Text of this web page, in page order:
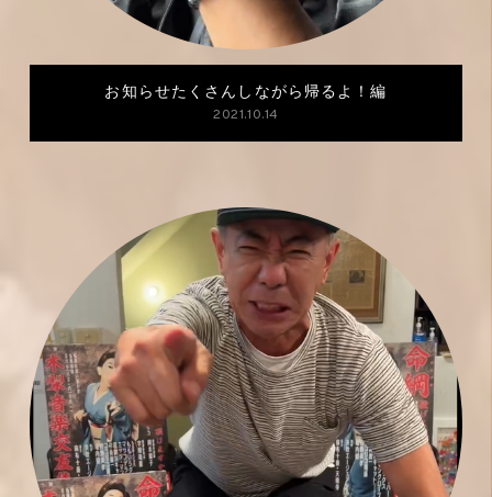
お知らせたくさんしながら帰るよ！編
2021.10.14